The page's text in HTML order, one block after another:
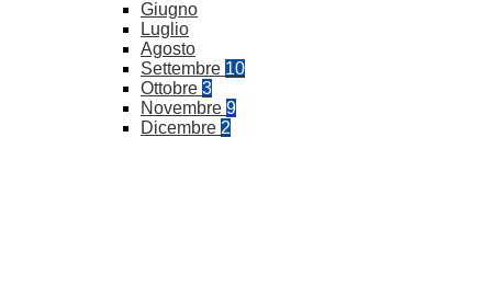
Giugno
Luglio
Agosto
Settembre 10
Ottobre 3
Novembre 9
Dicembre 2